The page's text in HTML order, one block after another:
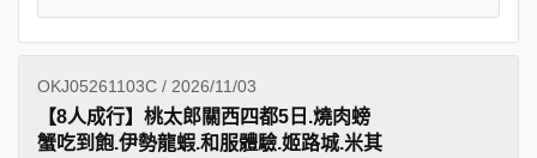
OKJ05261103C / 2026/11/03
【8人成行】桃太郎關西四都5日.燒肉螃
蟹吃到飽.伊勢龍蝦.和服體驗.姬路城.米其